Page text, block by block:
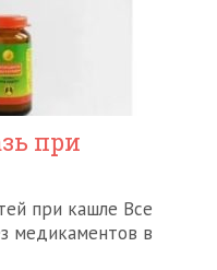
при
при кашле Все
медикаментов в